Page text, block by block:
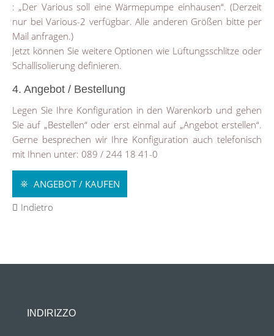
: „Der Various soll eine Wärmepumpe einhausen“. (Derzeit
nur bei Various-2 verfügbar. Alle anderen Größen bitte per
Mail anfragen.)
Jetzt können Sie weitere Optionen wie Lüftungsschlitze oder
Schallisolierung definieren.
4. Angebot / Bestellung
Legen Sie Ihre Konfiguration in den Warenkorb und gehen
Sie auf „Bestellen“ oder erst einmal auf „Angebot erstellen“.
Gerne besprechen wir Ihre Konfiguration auch telefonisch
mit Ihnen unter: 089 / 244 18 41-0
ANGEBOT / KAUFEN
Indietro
INDIRIZZO